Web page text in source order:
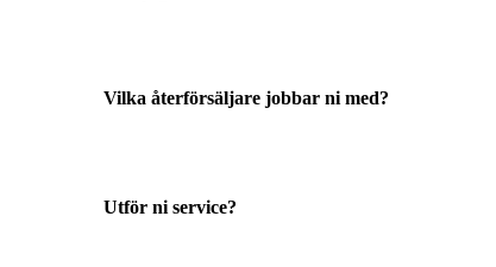
Vilka återförsäljare jobbar ni med?
Utför ni service?